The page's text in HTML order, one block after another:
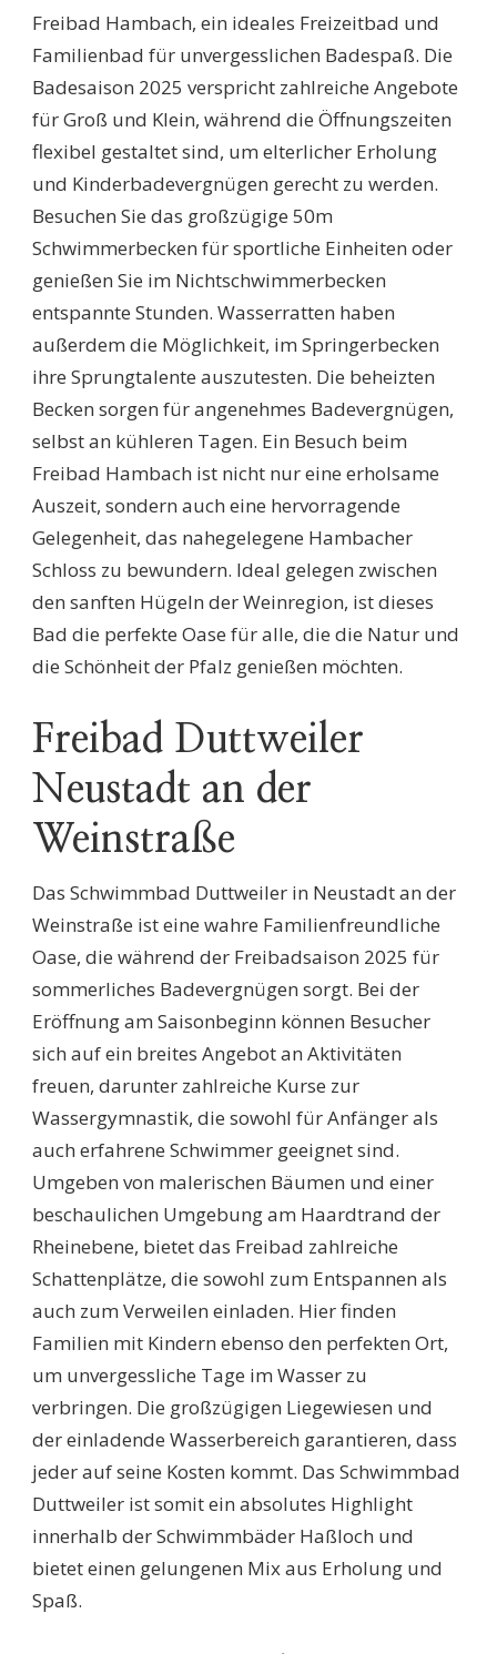
Freibad Hambach, ein ideales Freizeitbad und
Familienbad für unvergesslichen Badespaß. Die
Badesaison 2025 verspricht zahlreiche Angebote
für Groß und Klein, während die Öffnungszeiten
flexibel gestaltet sind, um elterlicher Erholung
und Kinderbadevergnügen gerecht zu werden.
Besuchen Sie das großzügige 50m
Schwimmerbecken für sportliche Einheiten oder
genießen Sie im Nichtschwimmerbecken
entspannte Stunden. Wasserratten haben
außerdem die Möglichkeit, im Springerbecken
ihre Sprungtalente auszutesten. Die beheizten
Becken sorgen für angenehmes Badevergnügen,
selbst an kühleren Tagen. Ein Besuch beim
Freibad Hambach ist nicht nur eine erholsame
Auszeit, sondern auch eine hervorragende
Gelegenheit, das nahegelegene Hambacher
Schloss zu bewundern. Ideal gelegen zwischen
den sanften Hügeln der Weinregion, ist dieses
Bad die perfekte Oase für alle, die die Natur und
die Schönheit der Pfalz genießen möchten.
Freibad Duttweiler
Neustadt an der
Weinstraße
Das Schwimmbad Duttweiler in Neustadt an der
Weinstraße ist eine wahre Familienfreundliche
Oase, die während der Freibadsaison 2025 für
sommerliches Badevergnügen sorgt. Bei der
Eröffnung am Saisonbeginn können Besucher
sich auf ein breites Angebot an Aktivitäten
freuen, darunter zahlreiche Kurse zur
Wassergymnastik, die sowohl für Anfänger als
auch erfahrene Schwimmer geeignet sind.
Umgeben von malerischen Bäumen und einer
beschaulichen Umgebung am Haardtrand der
Rheinebene, bietet das Freibad zahlreiche
Schattenplätze, die sowohl zum Entspannen als
auch zum Verweilen einladen. Hier finden
Familien mit Kindern ebenso den perfekten Ort,
um unvergessliche Tage im Wasser zu
verbringen. Die großzügigen Liegewiesen und
der einladende Wasserbereich garantieren, dass
jeder auf seine Kosten kommt. Das Schwimmbad
Duttweiler ist somit ein absolutes Highlight
innerhalb der Schwimmbäder Haßloch und
bietet einen gelungenen Mix aus Erholung und
Spaß.